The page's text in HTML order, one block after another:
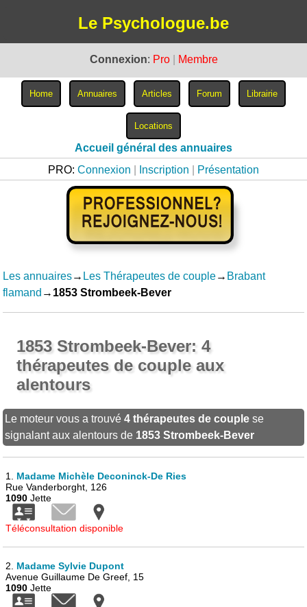
Le Psychologue.be
Connexion: Pro Membre
Accueil général des annuaires
PRO: Connexion Inscription Présentation
Les annuaires→ Les Thérapeutes de couple→ Brabant
flamand → 1853 Strombeek-Bever
1853 Strombeek-Bever: 4
thérapeutes de couple aux
alentours
Le moteur vous a trouvé4 thérapeutes de couple se
signalant aux alentours de 1853 Strombeek-Bever
1. Madame Michèle Deconinck-De Ries
Rue Vanderborght, 126
1090 Jette
Téléconsultation disponible
2. Madame Sylvie Dupont
Avenue Guillaume De Greef, 15
1090 Jette